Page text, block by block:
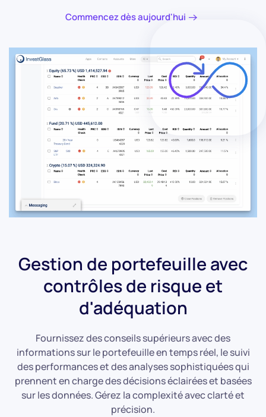
Commencez dès aujourd'hui
Gestion de portefeuille avec
contrôles de risque et
d'adéquation
Fournissez des conseils supérieurs avec des
informations sur le portefeuille en temps réel, le suivi
des performances et des analyses sophistiquées qui
prennent en charge des décisions éclairées et basées
sur les données. Gérez la complexité avec clarté et
précision.